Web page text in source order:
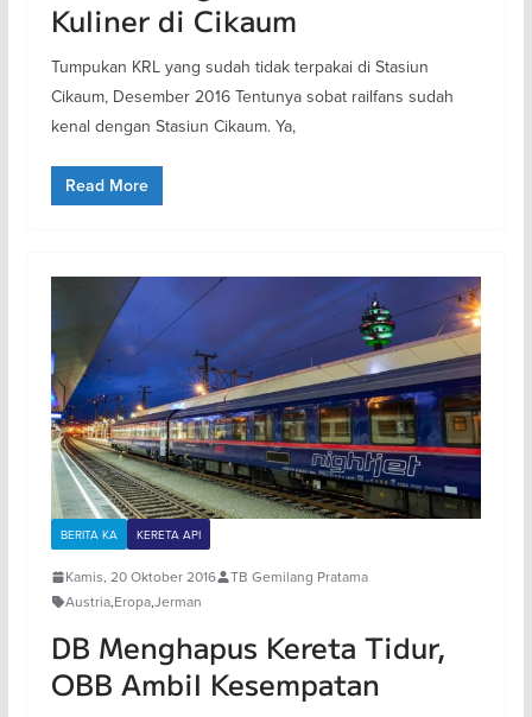
Kuliner di Cikaum
Tumpukan KRL yang sudah tidak terpakai di Stasiun
Cikaum, Desember 2016 Tentunya sobat railfans sudah
kenal dengan Stasiun Cikaum. Ya,
Read More
BERITA KA KERETA API
Kamis, 20 Oktober 2016
TB Gemilang Pratama
Austria,Eropa,Jerman
DB Menghapus Kereta Tidur,
OBB Ambil Kesempatan